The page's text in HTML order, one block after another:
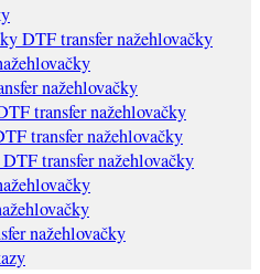
DTF transfer nažehlovačky
nažehlovačky
transfer nažehlovačky
transfer nažehlovačky
transfer nažehlovačky
nažehlovačky